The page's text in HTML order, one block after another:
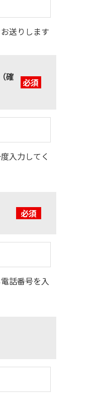
送りします
確
必須
入力してく
必須
話番号を入